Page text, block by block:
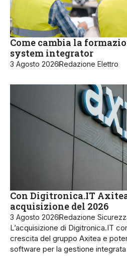
Come cambia la
system integrator
3 Agosto 2026Redazione Elettro
Con Digitronica.IT
acquisizione del 2026
3 Agosto 2026Redazione
L’acquisizione di Digitronica.IT
crescita del gruppo Axitea e
software per la gestione